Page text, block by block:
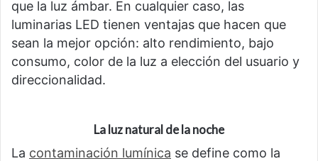
que la luz ámbar. En cualquier caso, las
luminarias LED tienen ventajas que hacen que
sean la mejor opción: alto rendimiento, bajo
consumo, color de la luz a elección del usuario y
direccionalidad.
La luz natural de la noche
La contaminación lumínica se define como la